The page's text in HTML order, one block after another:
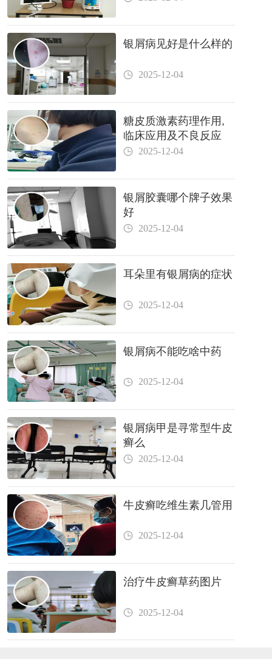
银屑病见好是什么样的
2025-12-04
糖皮质激素药理作用,
临床应用及不良反应
2025-12-04
银屑胶囊哪个牌子效果
好
2025-12-04
耳朵里有银屑病的症状
2025-12-04
银屑病不能吃啥中药
2025-12-04
银屑病甲是寻常型牛皮
癣么
2025-12-04
牛皮癣吃维生素几管用
2025-12-04
治疗牛皮癣草药图片
2025-12-04